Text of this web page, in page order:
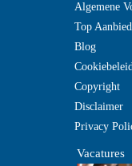
Algemene
Top
Blog
Copyright
Disclaimer
Privacy
Vacatures